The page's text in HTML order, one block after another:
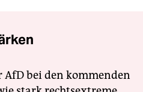
AfD bei den kommenden